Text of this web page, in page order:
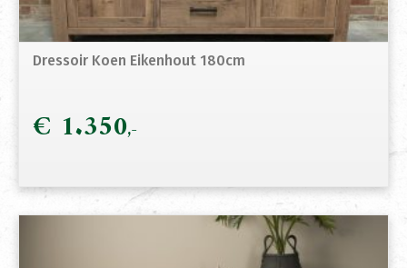
Dressoir Koen Eikenhout 180cm
€ 1.350